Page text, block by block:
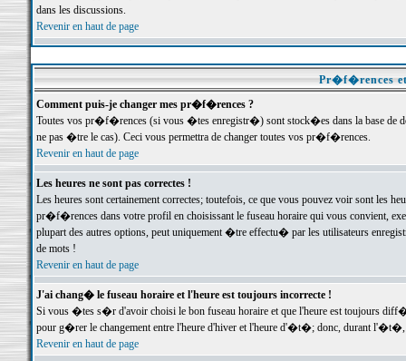
dans les discussions.
Revenir en haut de page
Pr�f�rences
Comment puis-je changer mes pr�f�rences ?
Toutes vos pr�f�rences (si vous �tes enregistr�) sont stock�es dans la base de
ne pas �tre le cas). Ceci vous permettra de changer toutes vos pr�f�rences.
Revenir en haut de page
Les heures ne sont pas correctes !
Les heures sont certainement correctes; toutefois, ce que vous pouvez voir sont
pr�f�rences dans votre profil en choisissant le fuseau horaire qui vous convient,
plupart des autres options, peut uniquement �tre effectu� par les utilisateurs
de mots !
Revenir en haut de page
J'ai chang� le fuseau horaire et l'heure est toujours incorrecte !
Si vous �tes s�r d'avoir choisi le bon fuseau horaire et que l'heure est toujours
pour g�rer le changement entre l'heure d'hiver et l'heure d'�t�; donc, durant
Revenir en haut de page